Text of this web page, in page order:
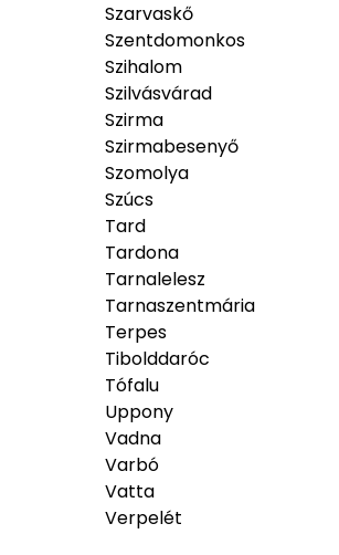
Szarvaskő
Szentdomonkos
Szihalom
Szilvásvárad
Szirma
Szirmabesenyő
Szomolya
Szúcs
Tard
Tardona
Tarnalelesz
Tarnaszentmária
Terpes
Tibolddaróc
Tófalu
Uppony
Vadna
Varbó
Vatta
Verpelét